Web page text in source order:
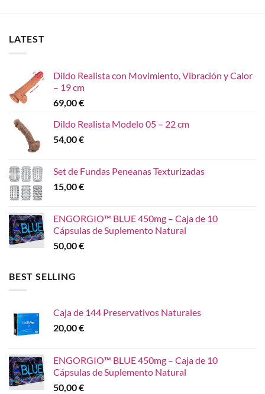
LATEST
Dildo Realista con Movimiento, Vibración y Calor
– 19 cm
69,00€
Dildo Realista Modelo 05 – 22 cm
54,00€
Set de Fundas Peneanas Texturizadas
15,00€
ENGORGIO™ BLUE 450mg – Caja de 10
Cápsulas de Suplemento Natural
50,00€
BEST SELLING
Caja de 144 Preservativos Naturales
20,00€
ENGORGIO™ BLUE 450mg – Caja de 10
Cápsulas de Suplemento Natural
50,00€